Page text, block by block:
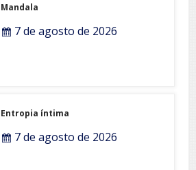
Mandala
7 de agosto de 2026
Entropia íntima
7 de agosto de 2026